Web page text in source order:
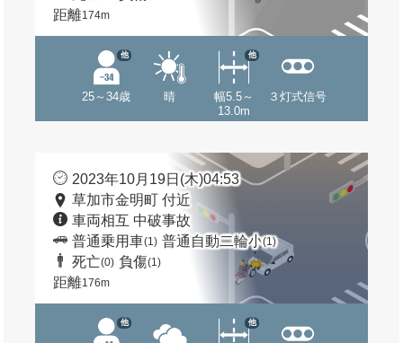
距離174m
25～34歳
他
晴
幅5.5～
13.0m
他
３灯式信号
2023年10月19日(木)04:53
草加市金明町 付近
車両相互 中破事故
普通乗用車(1) 普通自動二輪小(1)
死亡(0) 負傷(1)
距離176m
他 他